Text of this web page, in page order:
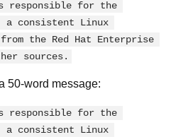
responsible for the
a consistent Linux
the Red Hat Enterprise
sources.
50-word message:
responsible for the
a consistent Linux